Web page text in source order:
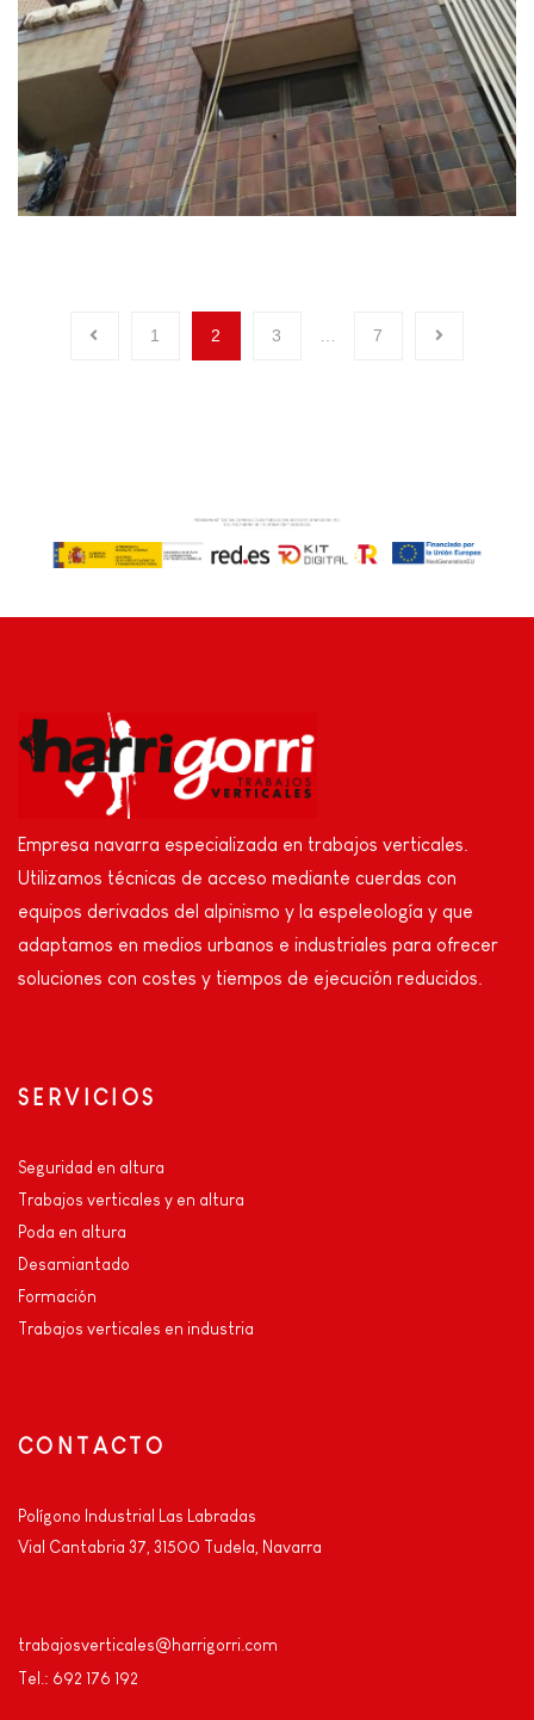
1 2 3 … 7
Empresa navarra especializada en trabajos verticales.
Utilizamos técnicas de acceso mediante cuerdas con
equipos derivados del alpinismo y la espeleología y que
adaptamos en medios urbanos e industriales para ofrecer
soluciones con costes y tiempos de ejecución reducidos.
SERVICIOS
Seguridad en altura
Trabajos verticales y en altura
Poda en altura
Desamiantado
Formación
Trabajos verticales en industria
CONTACTO
Polígono Industrial Las Labradas
Vial Cantabria 37, 31500 Tudela, Navarra
trabajosverticales@harrigorri.com
Tel.: 692 176 192